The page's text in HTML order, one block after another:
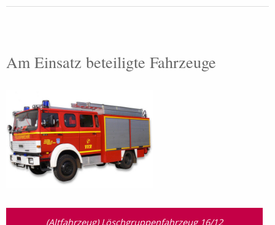
Am Einsatz beteiligte Fahrzeuge
(Altfahrzeug) Löschgruppenfahrzeug 16/12